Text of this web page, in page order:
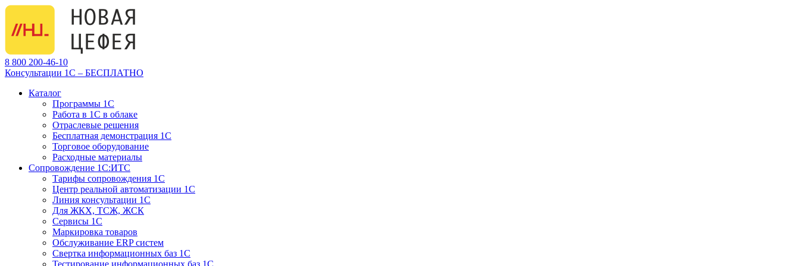
8 800 200-46-10
Консультации 1С – БЕСПЛАТНО
Каталог
Программы 1С
Работа в 1С в облаке
Отраслевые решения
Бесплатная демонстрация 1С
Торговое оборудование
Расходные материалы
Сопровождение 1С:ИТС
Тарифы сопровождения 1С
Центр реальной автоматизации 1С
Линия консультации 1С
Для ЖКХ, ТСЖ, ЖСК
Сервисы 1С
Маркировка товаров
Обслуживание ERP систем
Свертка информационных баз 1С
Тестирование информационных баз 1С